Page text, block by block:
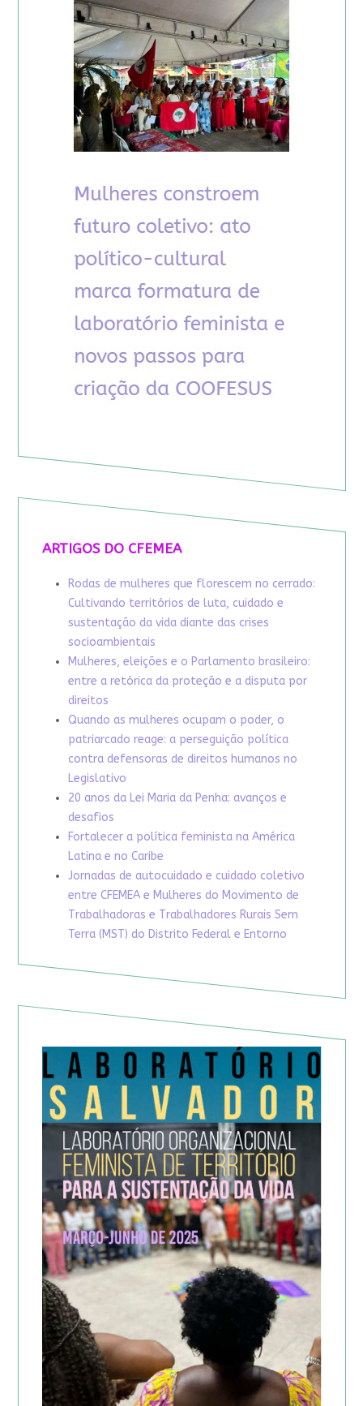
ARTIGOS DO CFEMEA
Rodas de mulheres que florescem no cerrado:
Cultivando territórios de luta, cuidado e
sustentação da vida diante das crises
socioambientais
Mulheres, eleições e o Parlamento brasileiro:
entre a retórica da proteção e a disputa por
direitos
Quando as mulheres ocupam o poder, o
patriarcado reage: a perseguição política
contra defensoras de direitos humanos no
Legislativo
20 anos da Lei Maria da Penha: avanços e
desafios
Fortalecer a política feminista na América
Latina e no Caribe
Jornadas de autocuidado e cuidado coletivo
entre CFEMEA e Mulheres do Movimento de
Trabalhadoras e Trabalhadores Rurais Sem
Terra (MST) do Distrito Federal e Entorno